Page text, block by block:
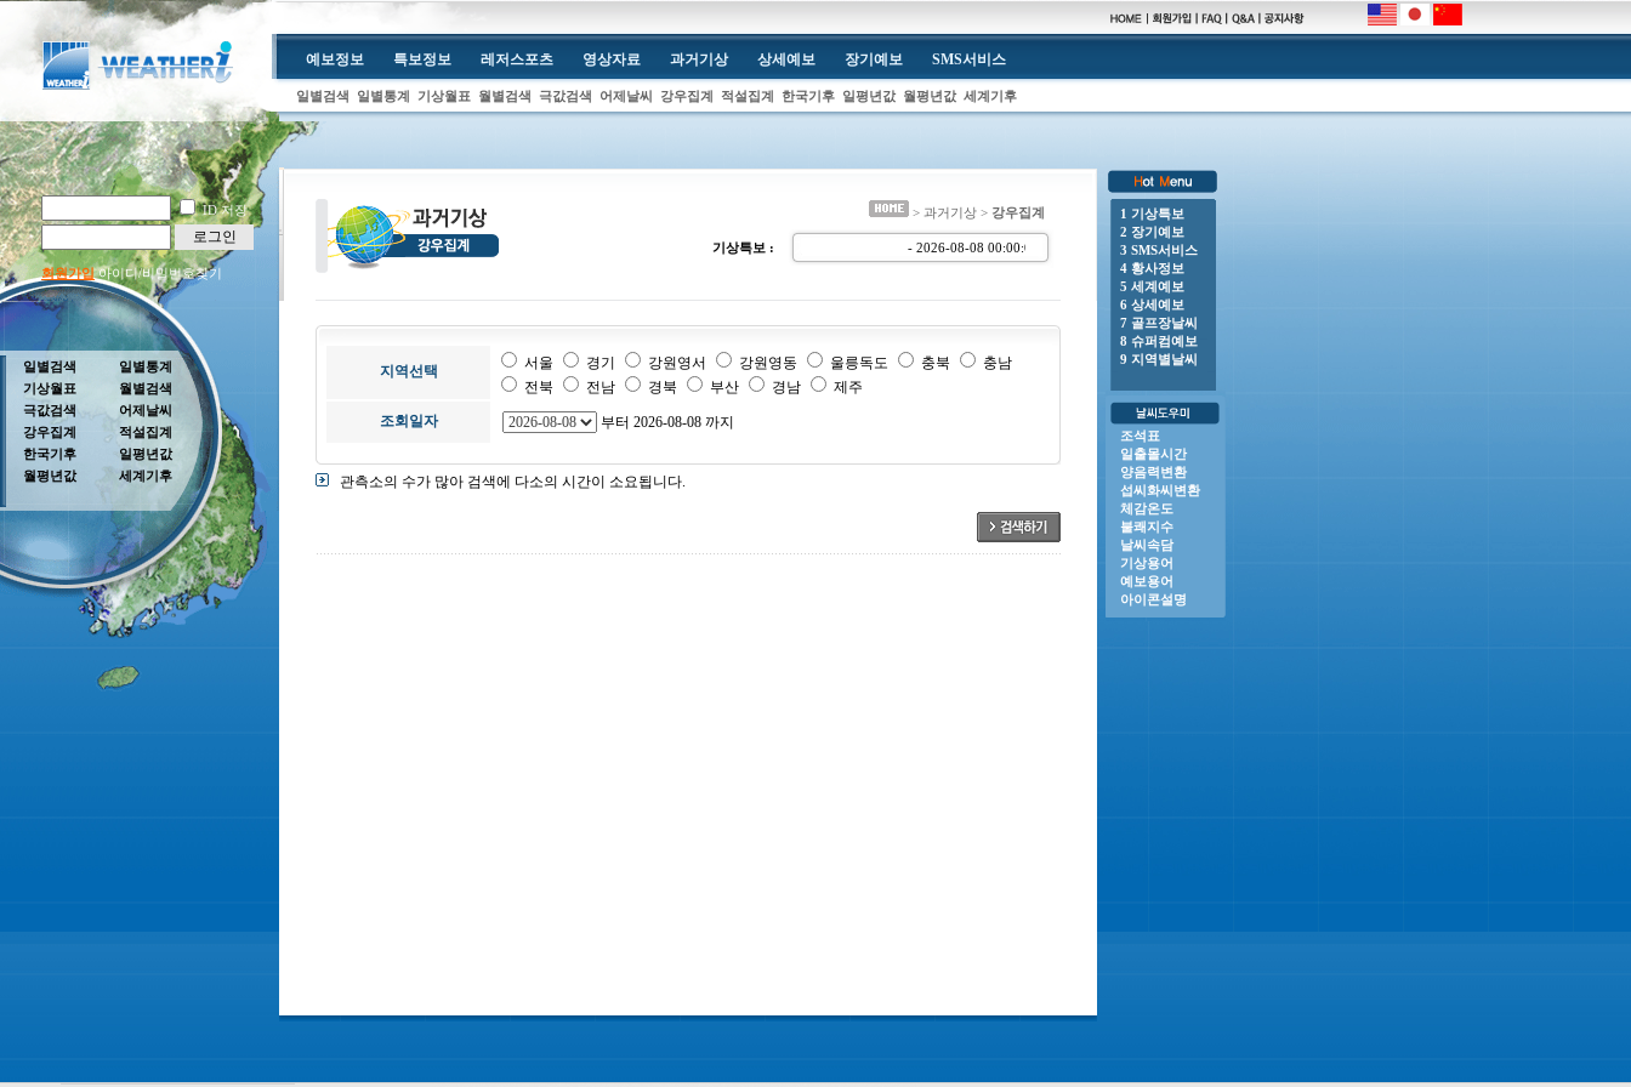
ID 저장
로그인
회원가입아이디/비밀번호찾기
예보정보 특보정보 레저스포츠 영상자료 과거기상 상세예보 장기예보 SMS서비스
일별검색 일별통계 기상월표 월별검색 극값검색 어제날씨 강우집계 적설집계 한국기후 일평년값 월평년값 세계기후
> 과거기상 > 강우집계
기상특보 : - 2026-08-08 00:00:00 o 강풍주의보 : 전라남도(거문도.초도, 완도여서도), 제주도(제주도산지, 제주시동부, 서귀포시서
1 기상특보
2 장기예보
3 SMS서비스
4 황사정보
5 세계예보
6 상세예보
7 골프장날씨
8 슈퍼컴예보
9 지역별날씨
조석표
일출몰시간
양음력변환
섭씨화씨변환
체감온도
불쾌지수
날씨속담
기상용어
예보용어
아이콘설명
일별검색
기상월표
극값검색
강우집계
한국기후
월평년값
일별통계
월별검색
어제날씨
적설집계
일평년값
세계기후
지역선택 서울 경기 강원영서 강원영동 울릉독도 충북
충남
전북
전남 경북 부산 경남
제주
조회일자
부터 2026-08-08 까지
관측소의 수가 많아 검색에 다소의 시간이 소요됩니다.